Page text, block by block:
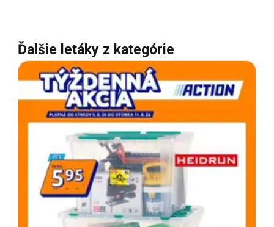
Ďalšie letáky z kategórie